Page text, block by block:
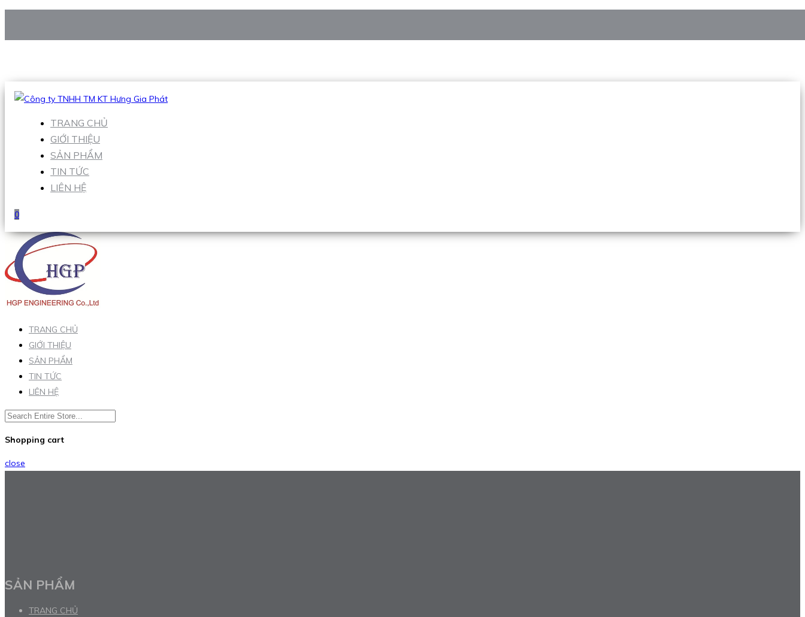
Hotline:0938 906 663
TRANG CHỦ
GIỚI THIỆU
SẢN PHẨM
TIN TỨC
LIÊN HỆ
0
TRANG CHỦ
GIỚI THIỆU
SẢN PHẨM
TIN TỨC
LIÊN HỆ
Shopping cart
close
SẢN PHẨM
TRANG CHỦ